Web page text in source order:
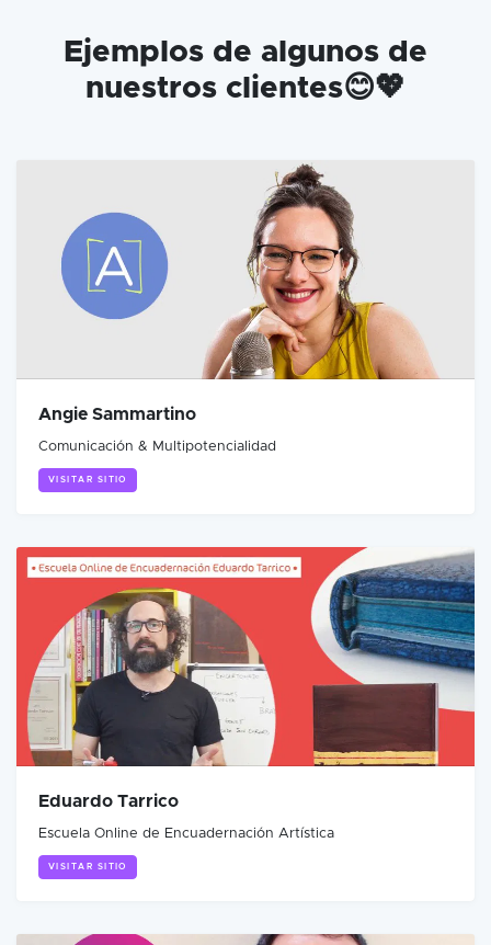
Ejemplos de algunos de
nuestros clientes😊💖
Angie Sammartino
Comunicación & Multipotencialidad
VISITAR SITIO
Eduardo Tarrico
Escuela Online de Encuadernación Artística
VISITAR SITIO